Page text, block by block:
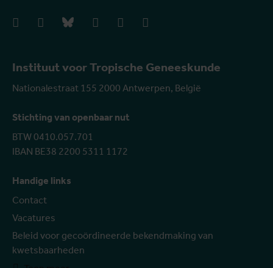
Instituut voor Tropische Geneeskunde
Nationalestraat 155 2000 Antwerpen, België
Stichting van openbaar nut
BTW 0410.057.701
IBAN BE38 2200 5311 1172
Handige links
Contact
Vacatures
Beleid voor gecoördineerde bekendmaking van
kwetsbaarheden
facebookinstagrambluesky linkedIn youtube